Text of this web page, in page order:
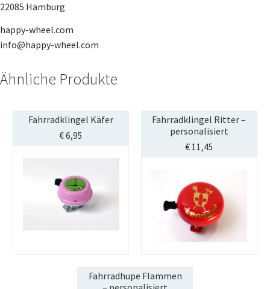
22085 Hamburg
happy-wheel.com
info@happy-wheel.com
Ähnliche Produkte
Fahrradklingel Käfer
€6,95
Fahrradklingel Ritter –
personalisiert
€11,45
Fahrradhupe Flammen